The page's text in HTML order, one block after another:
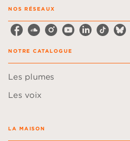
NOS RÉSEAUX
NOTRE CATALOGUE
Les plumes
Les voix
LA MAISON